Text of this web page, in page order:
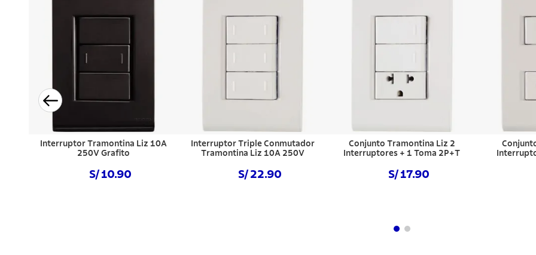
Interruptor Tramontina Liz 10A
250V Grafito
S/ 10.90
Interruptor Triple Conmutador
Tramontina Liz 10A 250V
S/ 22.90
Conjunto Tramontina Liz 2
Interruptores + 1 Toma 2P+T
S/ 17.90